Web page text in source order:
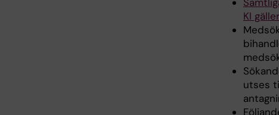
KI
utses